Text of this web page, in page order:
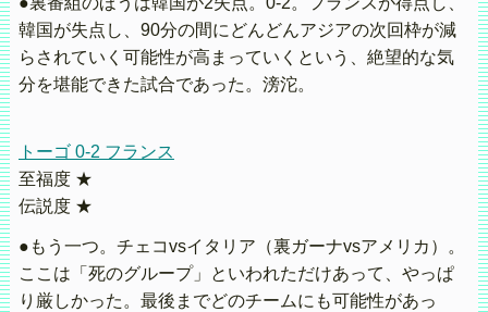
韓国が失点し、90分の間にどんどんアジアの次回枠が減
らされていく可能性が高まっていくという、絶望的な気
分を堪能できた試合であった。滂沱。
トーゴ 0-2 フランス
至福度 ★
伝説度 ★
●もう一つ。チェコvsイタリア（裏ガーナvsアメリカ）。
ここは「死のグループ」といわれただけあって、やっぱ
り厳しかった。最後までどのチームにも可能性があっ